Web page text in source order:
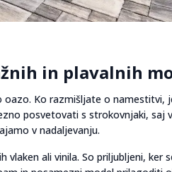
in plavalnih
oazo. Ko razmišljate o namestitvi,
posvetovati s strokovnjaki, saj
v nadaljevanju.
ali vinila. So priljubljeni, ker